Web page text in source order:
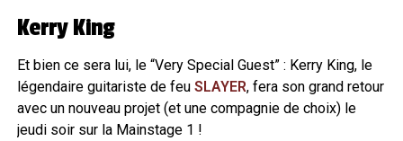
Kerry King
Et bien ce sera lui, le “Very Special Guest” : Kerry King, le
légendaire guitariste de feu SLAYER, fera son grand retour
avec un nouveau projet (et une compagnie de choix) le
jeudi soir sur la Mainstage 1 !